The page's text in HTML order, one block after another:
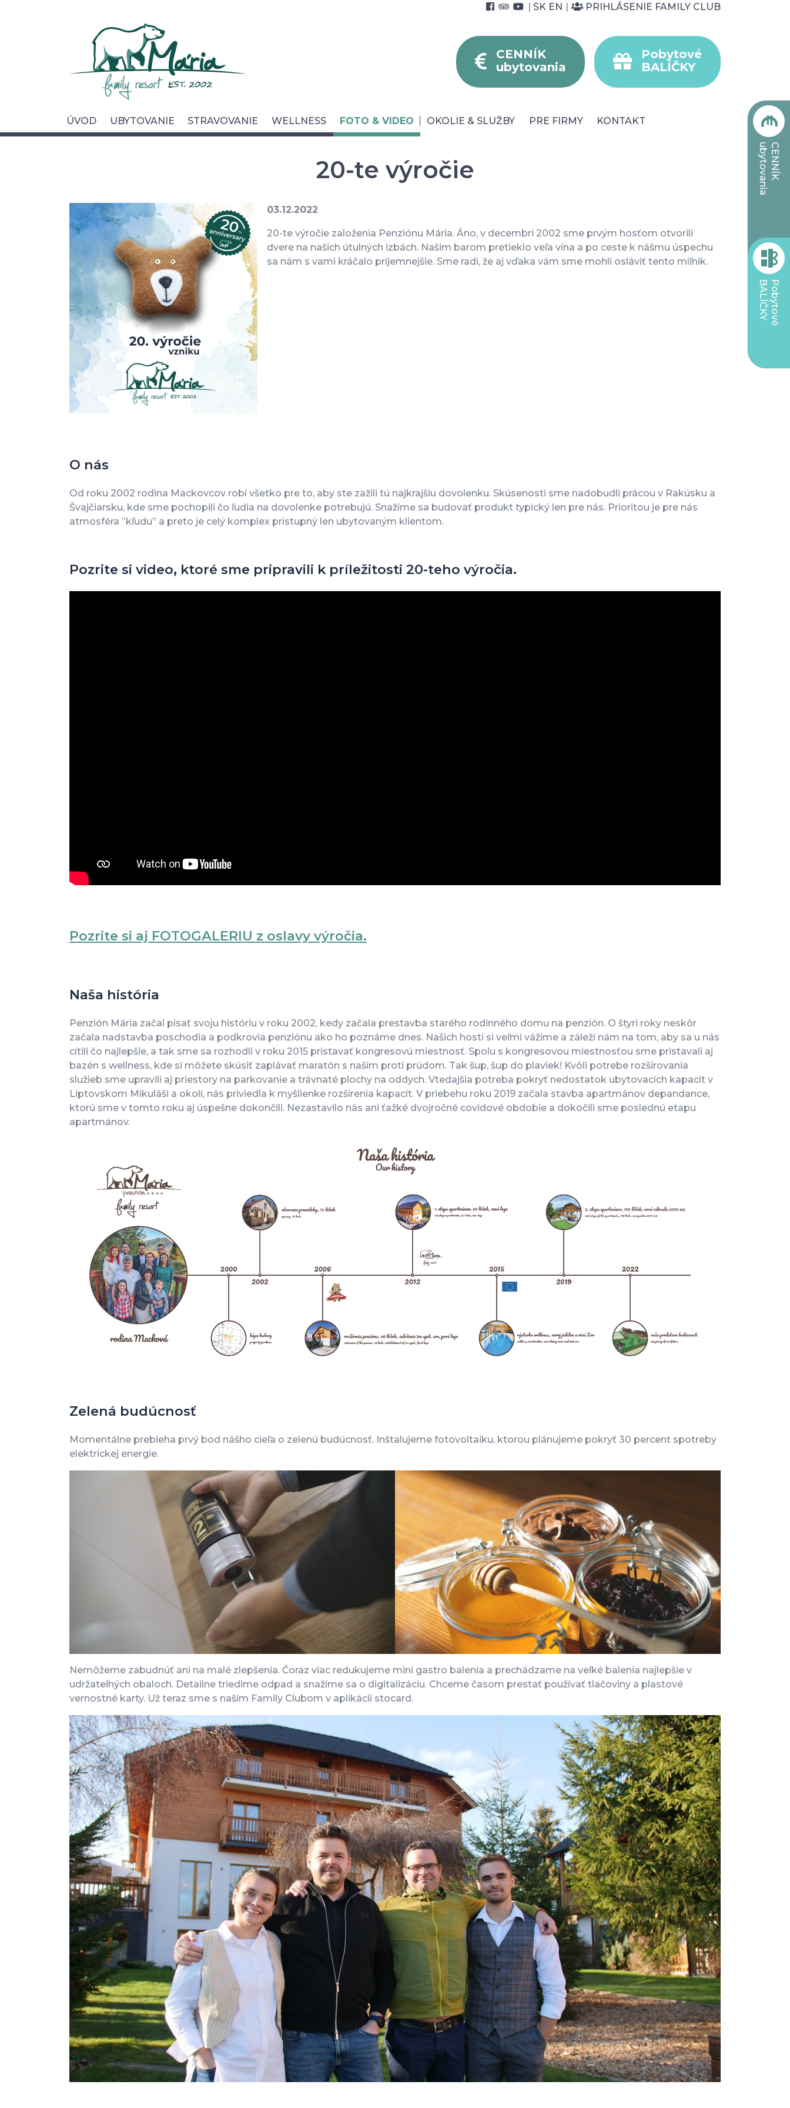
CENNÍK
ubytovania
Pobytové
BALÍČKY
| SK EN | PRIHLÁSENIE FAMILY CLUB
CENNÍK
ubytovania
Pobytové
BALÍČKY
ÚVOD UBYTOVANIE STRAVOVANIE WELLNESS FOTO & VIDEO OKOLIE & SLUŽBY PRE FIRMY KONTAKT
Ubytovanie
Stravovanie
Foto & video
Kontakt
Ochrana osobných údajov Všeobecné obchodné podmienky Blog FaqParkovanie
20-te výročie
03.12.2022
20-te výročie založenia Penziónu Mária. Áno, v decembri 2002 sme prvým hosťom otvorili
dvere na našich útulných izbách. Našim barom pretieklo veľa vína a po ceste k nášmu úspechu
sa nám s vami kráčalo príjemnejšie. Sme radi, že aj vďaka vám sme mohli osláviť tento míľnik.
O nás
Od roku 2002 rodina Mackovcov robí všetko pre to, aby ste zažili tú najkrajšiu dovolenku. Skúsenosti sme nadobudli prácou v Rakúsku a
Švajčiarsku, kde sme pochopili čo ľudia na dovolenke potrebujú. Snažíme sa budovať produkt typický len pre nás. Prioritou je pre nás
atmosféra ”kľudu” a preto je celý komplex prístupný len ubytovaným klientom.
Pozrite si video, ktoré sme pripravili k príležitosti 20-teho výročia.
Pozrite si aj FOTOGALERIU z oslavy výročia.
Naša história
Penzión Mária začal písať svoju históriu v roku 2002, kedy začala prestavba starého rodinného domu na penzión. O štyri roky neskôr
začala nadstavba poschodia a podkrovia penziónu ako ho poznáme dnes. Našich hostí si veľmi vážime a záleží nám na tom, aby sa u nás
cítili čo najlepšie, a tak sme sa rozhodli v roku 2015 pristavať kongresovú miestnosť. Spolu s kongresovou miestnosťou sme pristavali aj
bazén s wellness, kde si môžete skúsiť zaplávať maratón s naším proti prúdom. Tak šup, šup do plaviek! Kvôli potrebe rozširovania
služieb sme upravili aj priestory na parkovanie a trávnaté plochy na oddych. Vtedajšia potreba pokryť nedostatok ubytovacích kapacít v
Liptovskom Mikuláši a okolí, nás priviedla k myšlienke rozšírenia kapacít. V priebehu roku 2019 začala stavba apartmánov depandance,
ktorú sme v tomto roku aj úspešne dokončili. Nezastavilo nás ani ťažké dvojročné covidové obdobie a dokočili sme poslednú etapu
apartmánov.
Zelená budúcnosť
Momentálne prebieha prvý bod nášho cieľa o zelenú budúcnosť. Inštalujeme fotovoltaiku, ktorou plánujeme pokryť 30 percent spotreby
elektrickej energie.
Nemôžeme zabudnúť ani na malé zlepšenia. Čoraz viac redukujeme mini gastro balenia a prechádzame na veľké balenia najlepšie v
udržateľných obaloch. Detailne triedime odpad a snažíme sa o digitalizáciu. Chceme časom prestať používať tlačoviny a plastové
vernostné karty. Už teraz sme s naším Family Clubom v aplikácii stocard.